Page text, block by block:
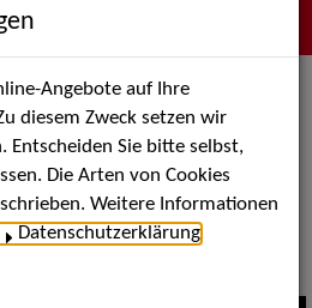
als PDF speichern
Folklore
Folklore:Sonstige, Spanien
Angebote auf Ihre
diesem Zweck setzen wir
Entscheiden Sie bitte selbst,
Die Arten von Cookies
Weitere Informationen
Datenschutzerklärung